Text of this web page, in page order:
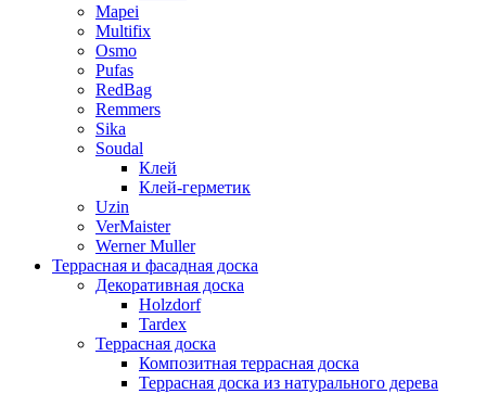
Mapei
Multifix
Osmo
Pufas
RedBag
Remmers
Sika
Soudal
Клей
Клей-герметик
Uzin
VerMaister
Werner Muller
Террасная и фасадная доска
Декоративная доска
Holzdorf
Tardex
Террасная доска
Композитная террасная доска
Террасная доска из натурального дерева